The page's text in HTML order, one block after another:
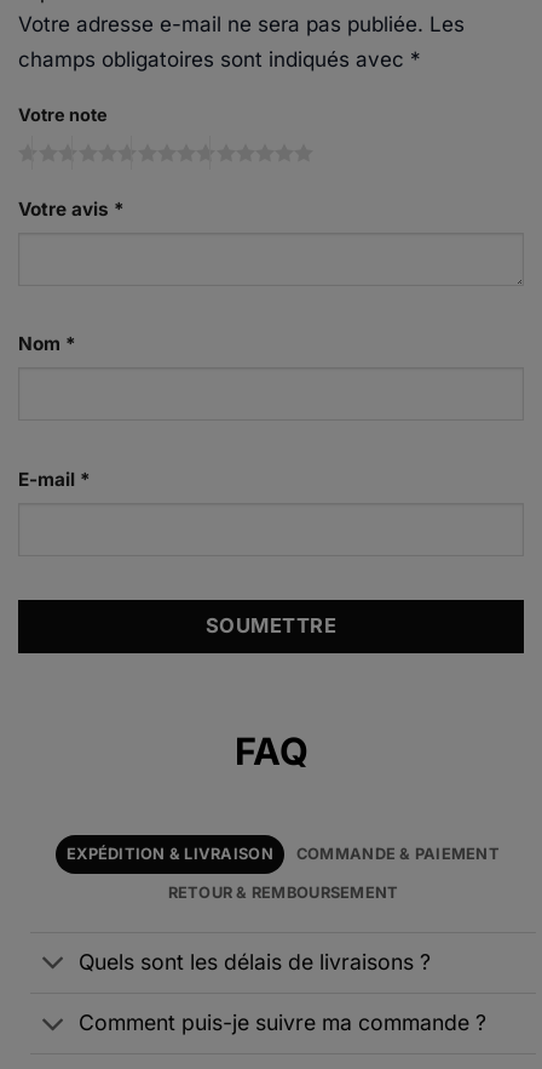
Votre adresse e-mail ne sera pas publiée. Les
champs obligatoires sont indiqués avec *
Votre note
Votre avis *
Nom *
E-mail *
FAQ
EXPÉDITION & LIVRAISON COMMANDE & PAIEMENT
RETOUR & REMBOURSEMENT
Quels sont les délais de livraisons ?
Comment puis-je suivre ma commande ?